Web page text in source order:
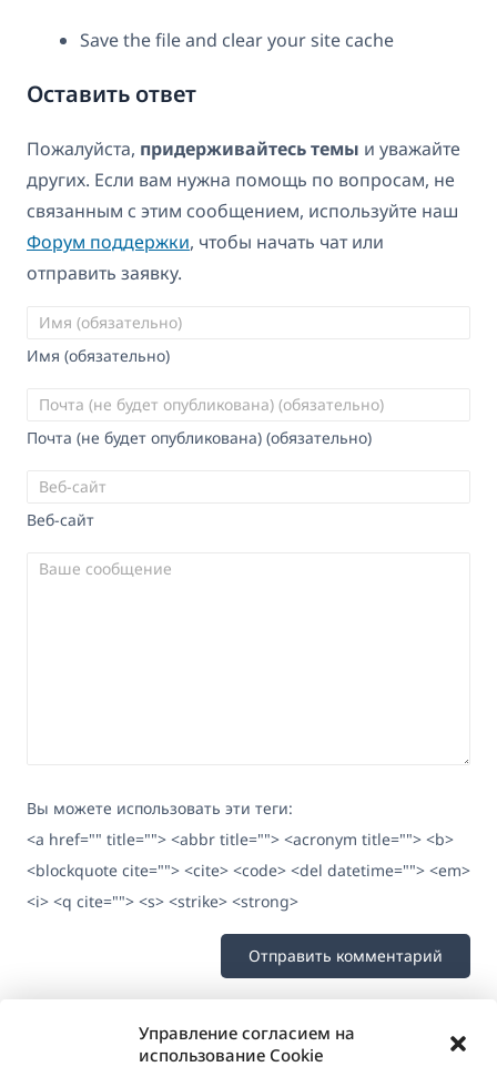
Управление согласием на
использование Cookie
Save the file and clear your site cache
Оставить ответ
Пожалуйста, придерживайтесь темы и уважайте
других. Если вам нужна помощь по вопросам, не
связанным с этим сообщением, используйте наш
Форум поддержки, чтобы начать чат или
отправить заявку.
Имя (обязательно)
Почта (не будет опубликована) (обязательно)
Веб-сайт
Вы можете использовать эти теги:
<a href="" title=""> <abbr title=""> <acronym title=""> <b>
<blockquote cite=""> <cite> <code> <del datetime=""> <em>
<i> <q cite=""> <s> <strike> <strong>